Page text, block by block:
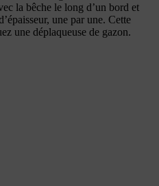
la bêche le long d’un bord et
une par une. Cette
une déplaqueuse de gazon.